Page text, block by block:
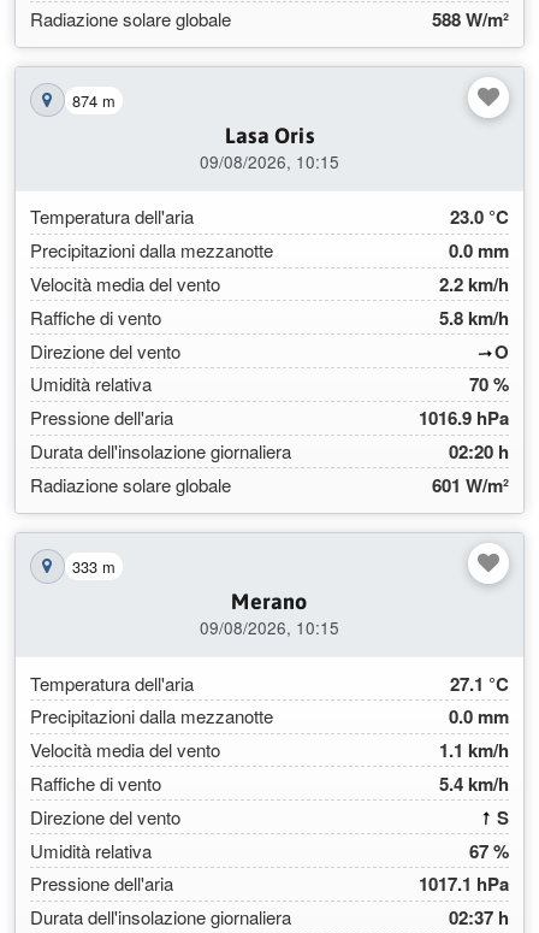
Radiazione solare globale 588 W/m²
Mostra la stazione sulla mappa
874 m
Lasa Oris
09/08/2026, 10:15
Temperatura dell'aria 23.0 °C
Precipitazioni dalla mezzanotte 0.0 mm
Velocità media del vento 2.2 km/h
Raffiche di vento 5.8 km/h
Direzione del vento O
Umidità relativa
70 %
Pressione dell'aria 1016.9 hPa
Durata dell'insolazione giornaliera 02:20 h
Radiazione solare globale 601 W/m²
Mostra la stazione sulla mappa
333 m
Merano
09/08/2026, 10:15
Temperatura dell'aria 27.1 °C
Precipitazioni dalla mezzanotte 0.0 mm
Velocità media del vento 1.1 km/h
Raffiche di vento 5.4 km/h
Direzione del vento S
Umidità relativa
67 %
Pressione dell'aria 1017.1 hPa
Durata dell'insolazione giornaliera 02:37 h